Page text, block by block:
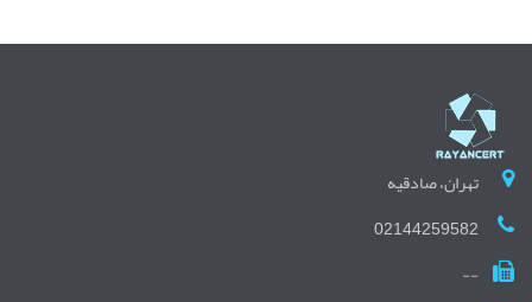
تهران، صادقیه
02144259582
--